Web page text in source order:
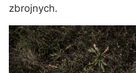
zbrojnych.